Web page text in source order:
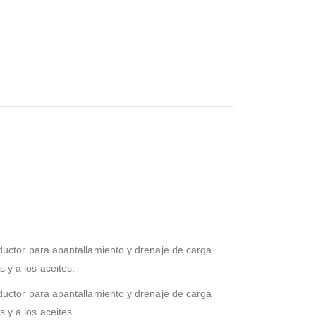
para apantallamiento y drenaje de carga
y a los aceites.
para apantallamiento y drenaje de carga
y a los aceites.